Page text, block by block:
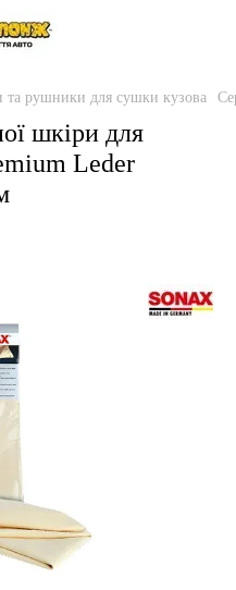
та рушники для сушки кузова
шкіри для
Leder